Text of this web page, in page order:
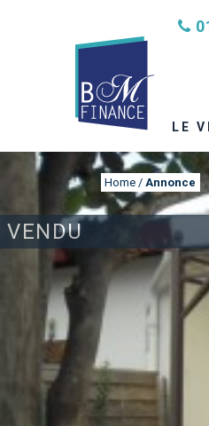
LE
VENDU
Home / Annonce